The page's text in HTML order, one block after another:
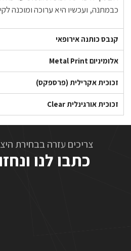
כבמתנה, ועכשיו היא ערוכה ומוכנה
קנבס כותנה אירופאי
אלומיניום Metal Print
זכוכית אקרילית (פרספקס)
זכוכית אורגינלית Clear
צריכים עזרה בבחירת
כתבו לנו